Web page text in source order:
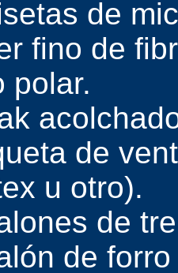
de
fino de
polar.
de
u otro).
de
de